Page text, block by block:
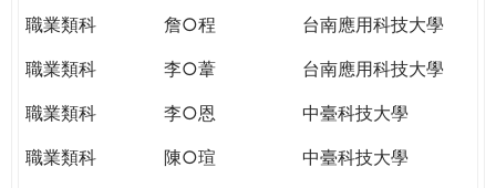
職業類科
詹○程
台南應用科技大學
職業類科
李○葦
台南應用科技大學
職業類科
李○恩
中臺科技大學
職業類科
陳○瑄
中臺科技大學